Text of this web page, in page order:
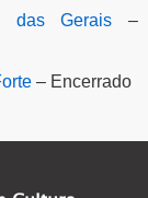
das Gerais –
– Encerrado